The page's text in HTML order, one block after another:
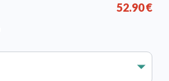
52.90€